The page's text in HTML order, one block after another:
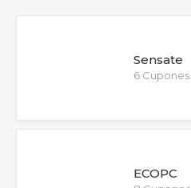
Sensate
6 Cupones
ECOPC